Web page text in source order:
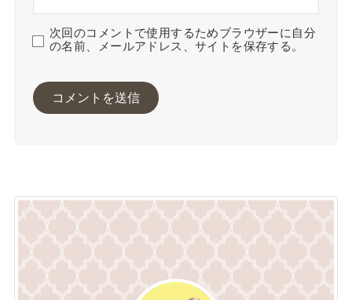
次回のコメントで使用するためブラウザーに自分
の名前、メールアドレス、サイトを保存する。